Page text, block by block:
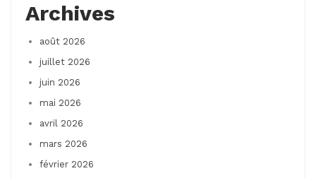
Archives
août 2026
juillet 2026
juin 2026
mai 2026
avril 2026
mars 2026
février 2026